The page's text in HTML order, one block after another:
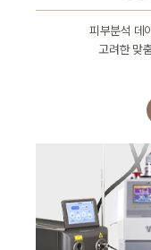
피부분석 데
고려한 맞